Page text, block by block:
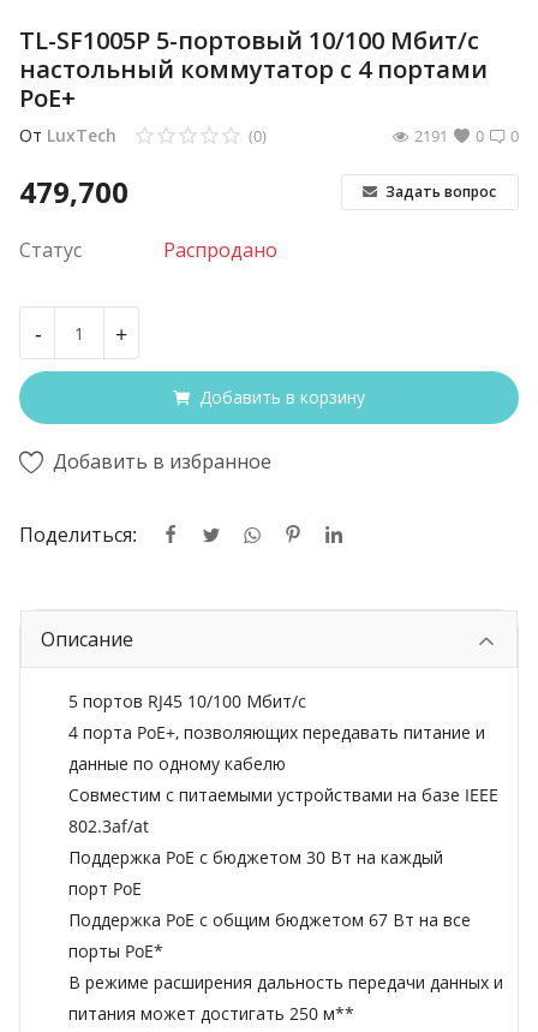
TL-SF1005P 5-портовый 10/100 Мбит/с
настольный коммутатор с 4 портами
PoE+
От LuxTech 0
(0) 0
2191
479,700 Задать вопрос
Статус Распродано
- +
Добавить в корзину
Добавить в избранное
Поделиться:
Описание
5 портов RJ45 10/100 Мбит/с
4 порта PoE+, позволяющих передавать питание и
данные по одному кабелю
Совместим с питаемыми устройствами на базе IEEE
802.3af/at
Поддержка PoE с бюджетом 30 Вт на каждый
порт PoE
Поддержка PoE с общим бюджетом 67 Вт на все
порты PoE*
В режиме расширения дальность передачи данных и
питания может достигать 250 м**